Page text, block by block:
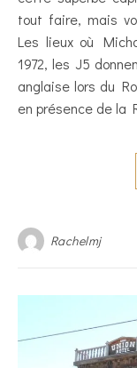
tout faire, mais
Les lieux où
1972, les J5
anglaise lors du
en présence de la
Rachelmj